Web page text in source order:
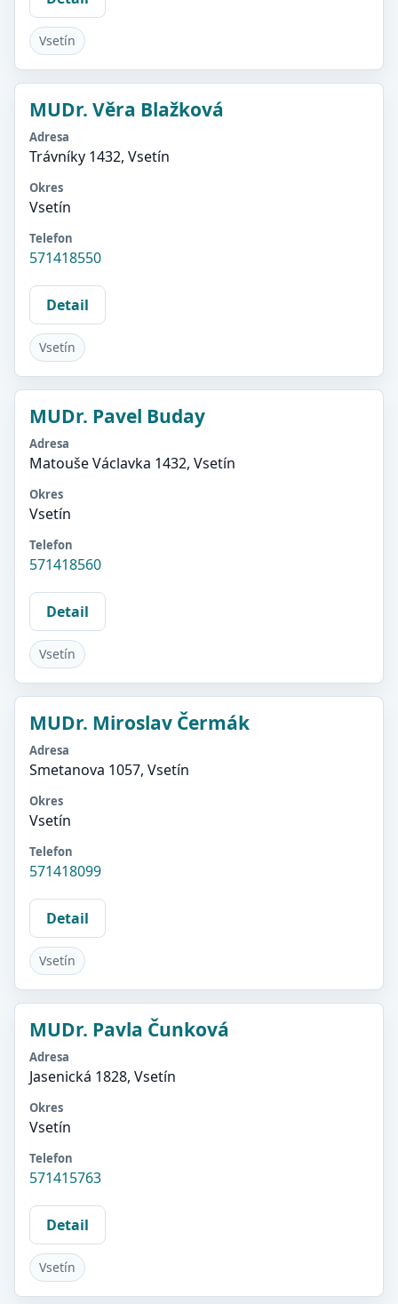
Vsetín
MUDr. Věra Blažková
Adresa
Trávníky 1432, Vsetín
Okres
Vsetín
Telefon
571418550
Detail
Vsetín
MUDr. Pavel Buday
Adresa
Matouše Václavka 1432, Vsetín
Okres
Vsetín
Telefon
571418560
Detail
Vsetín
MUDr. Miroslav Čermák
Adresa
Smetanova 1057, Vsetín
Okres
Vsetín
Telefon
571418099
Detail
Vsetín
MUDr. Pavla Čunková
Adresa
Jasenická 1828, Vsetín
Okres
Vsetín
Telefon
571415763
Detail
Vsetín